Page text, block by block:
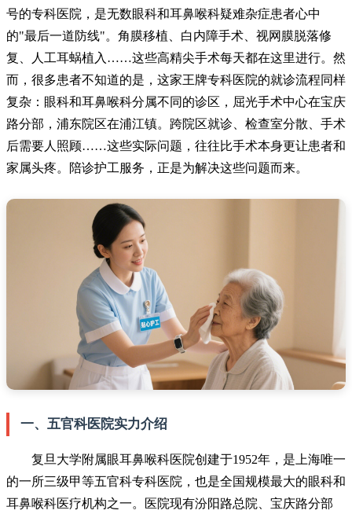
号的专科医院，是无数眼科和耳鼻喉科疑难杂症患者心中
的"最后一道防线"。角膜移植、白内障手术、视网膜脱落修
复、人工耳蜗植入……这些高精尖手术每天都在这里进行。然
而，很多患者不知道的是，这家王牌专科医院的就诊流程同样
复杂：眼科和耳鼻喉科分属不同的诊区，屈光手术中心在宝庆
路分部，浦东院区在浦江镇。跨院区就诊、检查室分散、手术
后需要人照顾……这些实际问题，往往比手术本身更让患者和
家属头疼。陪诊护工服务，正是为解决这些问题而来。
一、五官科医院实力介绍
复旦大学附属眼耳鼻喉科医院创建于1952年，是上海唯一
的一所三级甲等五官科专科医院，也是全国规模最大的眼科和
耳鼻喉科医疗机构之一。医院现有汾阳路总院、宝庆路分部